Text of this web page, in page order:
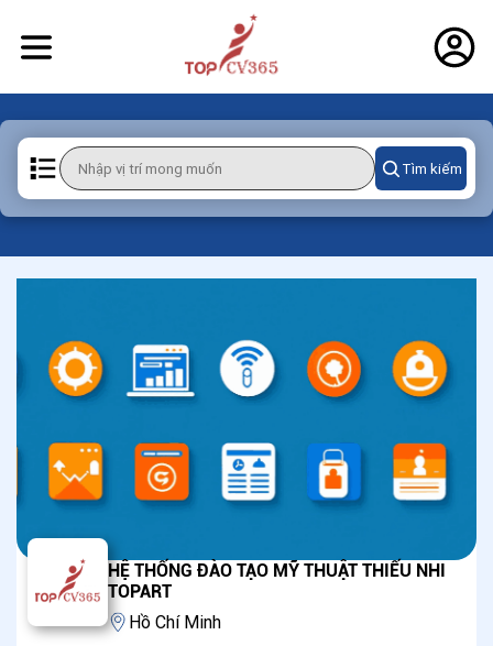
Tìm kiếm
HỆ THỐNG ĐÀO TẠO MỸ THUẬT THIẾU NHI
TOPART
Hồ Chí Minh